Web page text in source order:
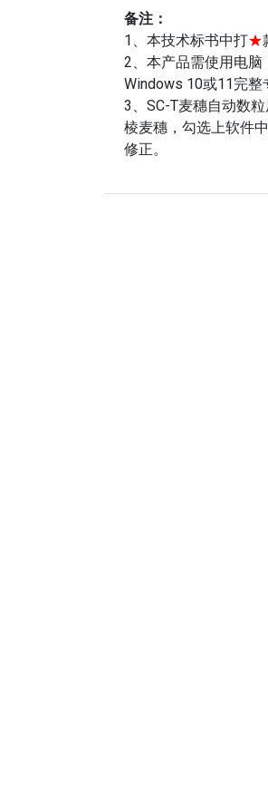
备注：
1、本技术标书中打★
2、本产品需使用电脑
Windows 10或11完整
3、SC-T麦穗自动数
棱麦穗，勾选上软件
修正。